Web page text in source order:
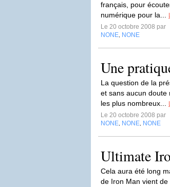
français, pour
numérique pour la...
Le 20 octobre 2008 par
NONE NONE
Une
La question de la
et sans aucun doute
les plus nombreux...
Le 20 octobre 2008 par
NONE NONE NONE
Ultimate
Cela aura été long
de Iron Man vient de